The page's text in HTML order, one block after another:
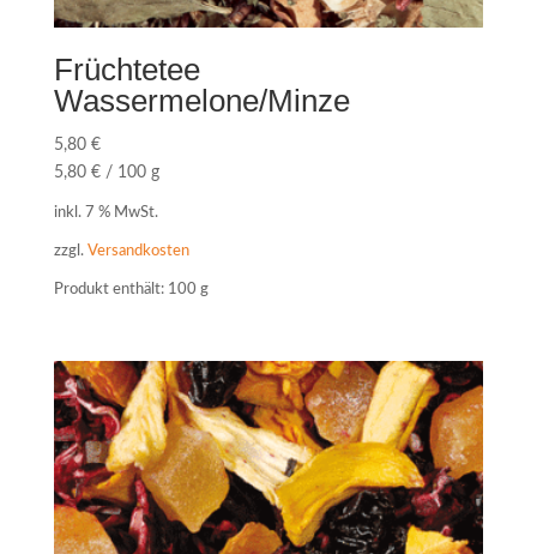
Früchtetee
Wassermelone/Minze
5,80 €
5,80 €/ 100 g
inkl. 7 % MwSt.
zzgl. Versandkosten
Produkt enthält: 100 g